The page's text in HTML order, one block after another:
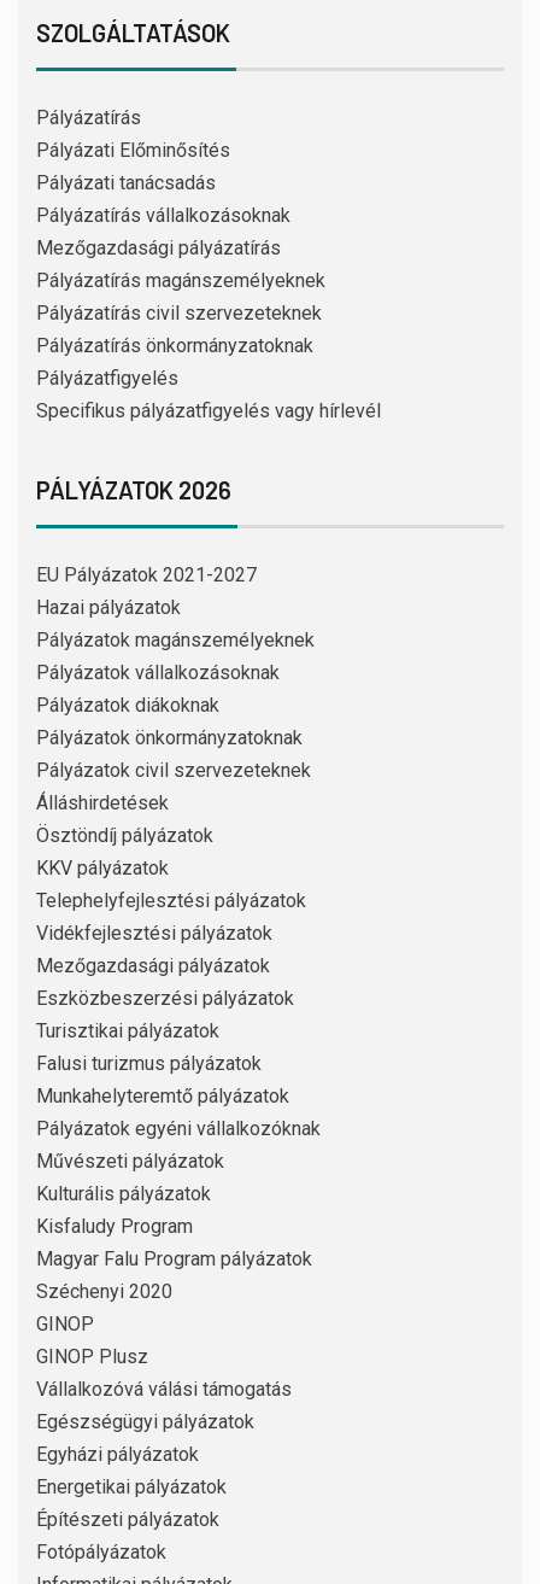
SZOLGÁLTATÁSOK
Pályázatírás
Pályázati Előminősítés
Pályázati tanácsadás
Pályázatírás vállalkozásoknak
Mezőgazdasági pályázatírás
Pályázatírás magánszemélyeknek
Pályázatírás civil szervezeteknek
Pályázatírás önkormányzatoknak
Pályázatfigyelés
Specifikus pályázatfigyelés vagy hírlevél
PÁLYÁZATOK 2026
EU Pályázatok 2021-2027
Hazai pályázatok
Pályázatok magánszemélyeknek
Pályázatok vállalkozásoknak
Pályázatok diákoknak
Pályázatok önkormányzatoknak
Pályázatok civil szervezeteknek
Álláshirdetések
Ösztöndíj pályázatok
KKV pályázatok
Telephelyfejlesztési pályázatok
Vidékfejlesztési pályázatok
Mezőgazdasági pályázatok
Eszközbeszerzési pályázatok
Turisztikai pályázatok
Falusi turizmus pályázatok
Munkahelyteremtő pályázatok
Pályázatok egyéni vállalkozóknak
Művészeti pályázatok
Kulturális pályázatok
Kisfaludy Program
Magyar Falu Program pályázatok
Széchenyi 2020
GINOP
GINOP Plusz
Vállalkozóvá válási támogatás
Egészségügyi pályázatok
Egyházi pályázatok
Energetikai pályázatok
Építészeti pályázatok
Fotópályázatok